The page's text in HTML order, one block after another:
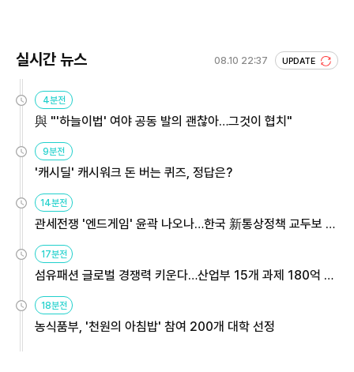
실시간 뉴스 08.10 22:37 UPDATE
4분전
與 "'하늘이법' 여야 공동 발의 괜찮아…그것이 협치"
9분전
'캐시딜' 캐시워크 돈 버는 퀴즈, 정답은?
14분전
관세전쟁 '엔드게임' 윤곽 나오나…한국 新통상정책 교두보 활
17분전
섬유패션 글로벌 경쟁력 키운다…산업부 15개 과제 180억 지
18분전
농식품부, '천원의 아침밥' 참여 200개 대학 선정